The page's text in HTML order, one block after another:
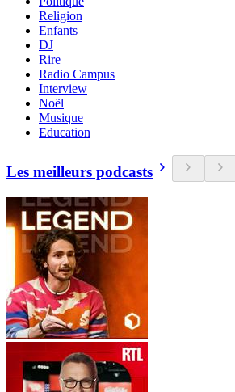
Religion
Enfants
DJ
Rire
Radio Campus
Interview
Noël
Musique
Education
Les meilleurs podcasts